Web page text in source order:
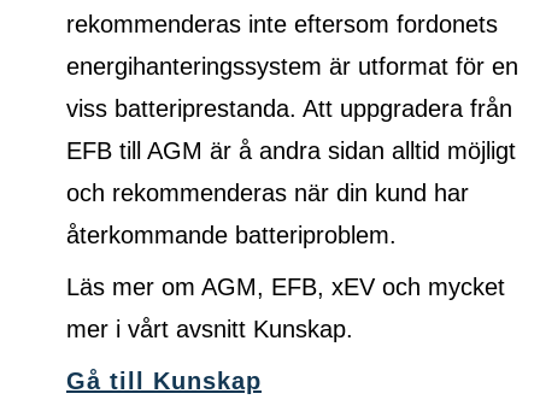
rekommenderas inte eftersom fordonets
energihanteringssystem är utformat för en
viss batteriprestanda. Att uppgradera från
EFB till AGM är å andra sidan alltid möjligt
och rekommenderas när din kund har
återkommande batteriproblem.
Läs mer om AGM, EFB, xEV och mycket
mer i vårt avsnitt Kunskap.
Gå till Kunskap